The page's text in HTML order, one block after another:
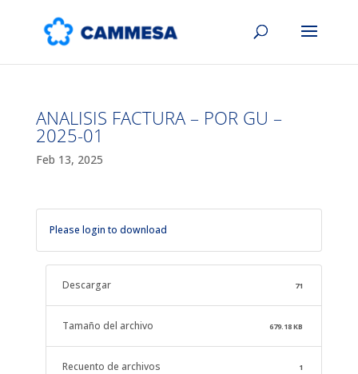
ANALISIS FACTURA – POR GU –
2025-01
Feb 13, 2025
Please login to download
Descargar 71
Tamaño del archivo 679.18 KB
Recuento de archivos 1